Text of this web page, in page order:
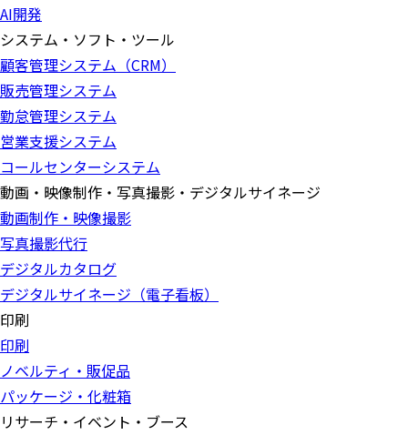
AI開発
システム・ソフト・ツール
顧客管理システム（CRM）
販売管理システム
勤怠管理システム
営業支援システム
コールセンターシステム
動画・映像制作・写真撮影・デジタルサイネージ
動画制作・映像撮影
写真撮影代行
デジタルカタログ
デジタルサイネージ（電子看板）
印刷
印刷
ノベルティ・販促品
パッケージ・化粧箱
リサーチ・イベント・ブース